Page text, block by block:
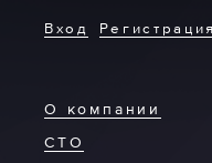
О компании
СТО
Вход